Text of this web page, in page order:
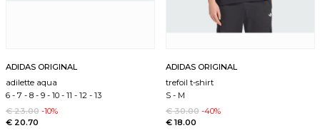
ADIDAS ORIGINAL
adilette aqua
6 -7 -8 -9 -10 -11 -12 -13
€ 23.00 -10%
€ 20.70
ADIDAS ORIGINAL
trefoil t-shirt
S -M
€ 30.00 -40%
€ 18.00